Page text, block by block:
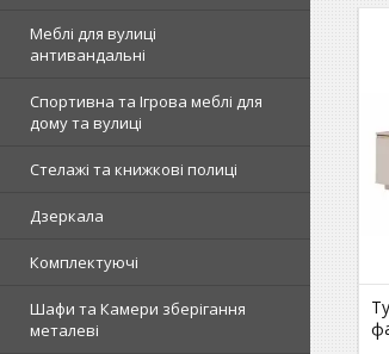
Меблі для вулиці
антивандальні
Спортивна та Ігрова меблі для
дому та вулиці
Стелажі та книжкові полиці
Дзеркала
Комплектуючі
Шафи та Камери зберігання
металеві